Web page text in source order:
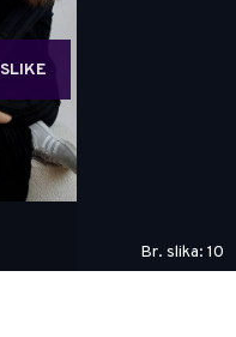
Br. slika: 10